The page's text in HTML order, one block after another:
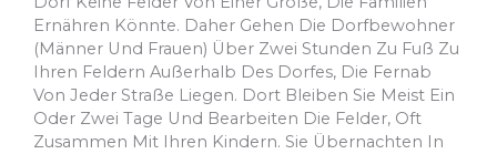
Ernähren Könnte. Daher Gehen Die Dorfbewohner
(Männer Und Frauen) Über Zwei Stunden Zu Fuß Zu
Ihren Feldern Außerhalb Des Dorfes, Die Fernab
Von Jeder Straße Liegen. Dort Bleiben Sie Meist Ein
Oder Zwei Tage Und Bearbeiten Die Felder, Oft
Zusammen Mit Ihren Kindern. Sie Übernachten In